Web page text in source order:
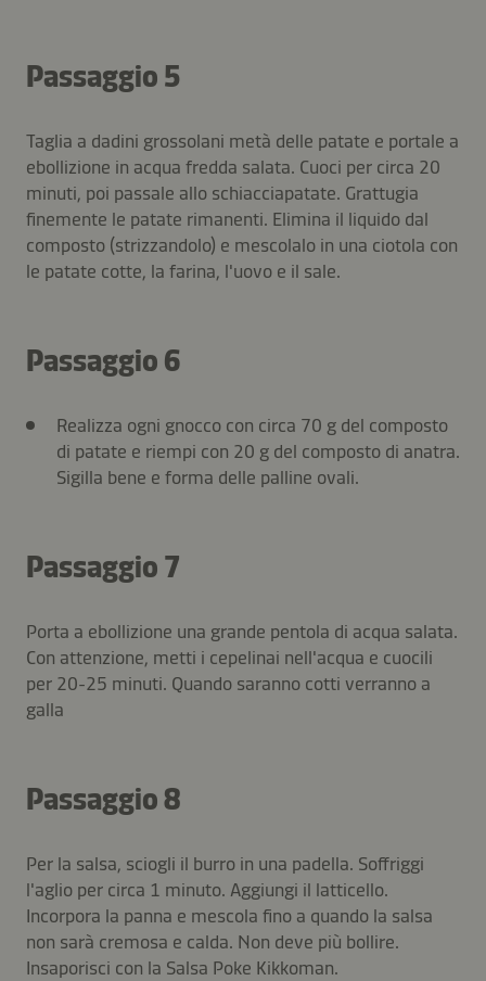
Passaggio 5
Taglia a dadini grossolani metà delle patate e portale a
ebollizione in acqua fredda salata. Cuoci per circa 20
minuti, poi passale allo schiacciapatate. Grattugia
finemente le patate rimanenti. Elimina il liquido dal
composto (strizzandolo) e mescolalo in una ciotola con
le patate cotte, la farina, l'uovo e il sale.
Passaggio 6
Realizza ogni gnocco con circa 70 g del composto
di patate e riempi con 20 g del composto di anatra.
Sigilla bene e forma delle palline ovali.
Passaggio 7
Porta a ebollizione una grande pentola di acqua salata.
Con attenzione, metti i cepelinai nell'acqua e cuocili
per 20-25 minuti. Quando saranno cotti verranno a
galla
Passaggio 8
Per la salsa, sciogli il burro in una padella. Soffriggi
l'aglio per circa 1 minuto. Aggiungi il latticello.
Incorpora la panna e mescola fino a quando la salsa
non sarà cremosa e calda. Non deve più bollire.
Insaporisci con la Salsa Poke Kikkoman.